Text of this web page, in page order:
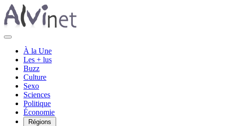
À la Une
Les + lus
Buzz
Culture
Sexo
Sciences
Politique
Économie
Régions